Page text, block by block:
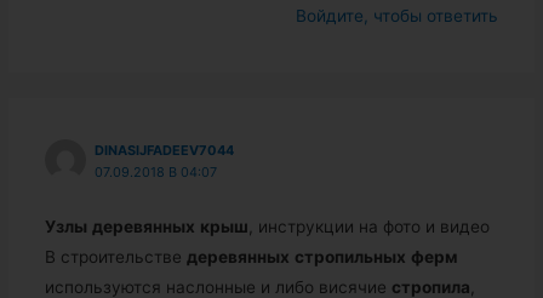
Войдите, чтобы ответить
DINASIJFADEEV7044
07.09.2018 В 04:07
Узлы деревянных крыш , инструкции на фото и видео
В строительстве деревянных стропильных ферм
используются наслонные и либо висячие стропила